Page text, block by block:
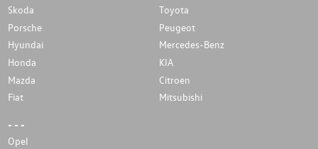
Skoda
Toyota
Porsche
Peugeot
Hyundai
Mercedes-Benz
Honda
KIA
Mazda
Citroen
Fiat
Mitsubishi
- - -
Opel